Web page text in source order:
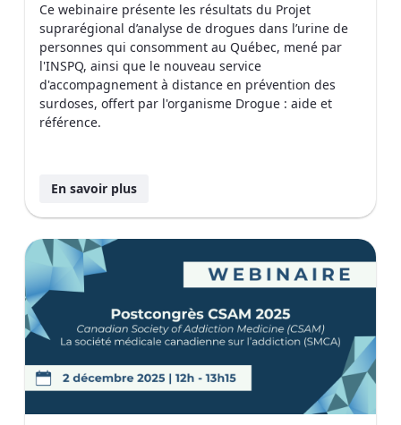
Ce webinaire présente les résultats du Projet
suprarégional d’analyse de drogues dans l’urine de
personnes qui consomment au Québec, mené par
l'INSPQ, ainsi que le nouveau service
d'accompagnement à distance en prévention des
surdoses, offert par l'organisme Drogue : aide et
référence.
En savoir plus